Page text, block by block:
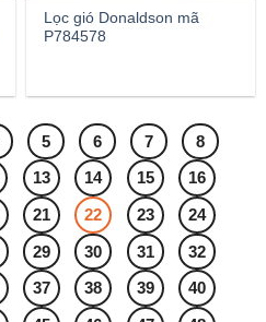
Lọc gió Donaldson mã
P784578
5 6 7
8
13 14 15
16
21 22 23
24
29 30 31
32
37 38 39
40